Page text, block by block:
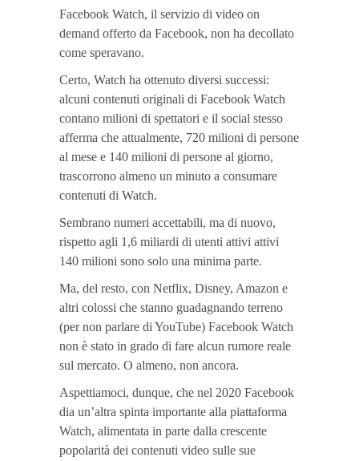
Facebook Watch, il servizio di video on
demand offerto da Facebook, non ha decollato
come speravano.
Certo, Watch ha ottenuto diversi successi:
alcuni contenuti originali di Facebook Watch
contano milioni di spettatori e il social stesso
afferma che attualmente, 720 milioni di persone
al mese e 140 milioni di persone al giorno,
trascorrono almeno un minuto a consumare
contenuti di Watch.
Sembrano numeri accettabili, ma di nuovo,
rispetto agli 1,6 miliardi di utenti attivi attivi
140 milioni sono solo una minima parte.
Ma, del resto, con Netflix, Disney, Amazon e
altri colossi che stanno guadagnando terreno
(per non parlare di YouTube) Facebook Watch
non è stato in grado di fare alcun rumore reale
sul mercato. O almeno, non ancora.
Aspettiamoci, dunque, che nel 2020 Facebook
dia un’altra spinta importante alla piattaforma
Watch, alimentata in parte dalla crescente
popolarità dei contenuti video sulle sue